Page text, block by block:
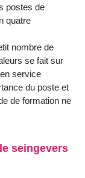
postes de
quatre
nombre de
se fait sur
service
du poste et
de formation ne
seingevers